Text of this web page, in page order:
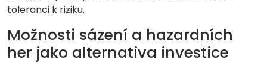
toleranci k riziku.
Možnosti sázení a hazardních
her jako alternativa investice